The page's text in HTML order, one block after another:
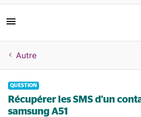
Libre service
Aide
Autre
QUESTION
Récupérer les SMS d'un
samsung A51